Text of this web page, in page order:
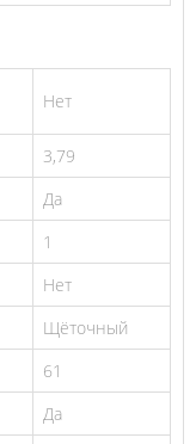
Нет
3,79
Да
1
Нет
Щёточный
61
Да